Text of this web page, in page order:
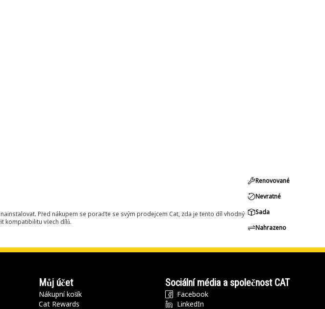
Před nákupem se poraďte se svým prodejcem Cat, zda je tento díl vhodný
kompatibilitu všech dílů.
Renovované
Nevratné
Sada
Nahrazeno
Můj účet
Nákupní košík
Cat Rewards
Sociální média a společnost CAT
Facebook
LinkedIn